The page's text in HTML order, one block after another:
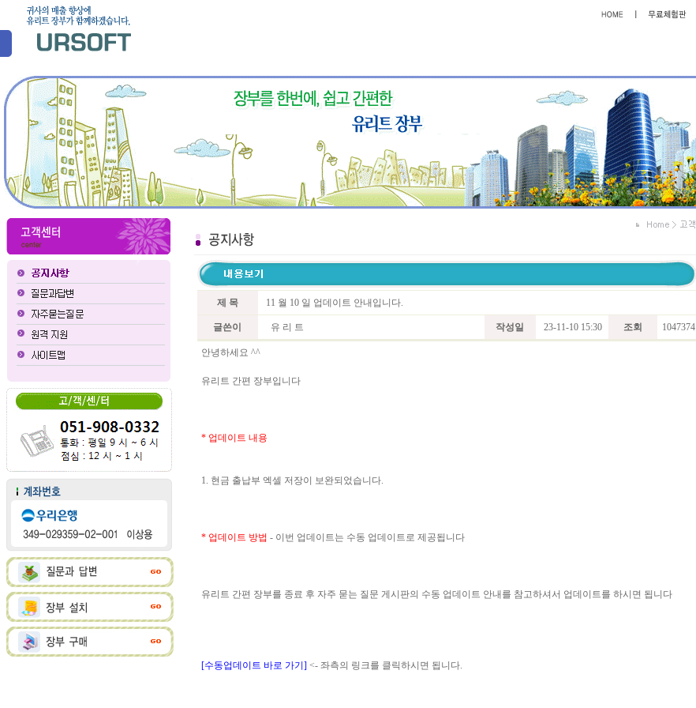
제 목 11 월 10 일 업데이트 안내입니다.
글쓴이 유 리 트 작성일 23-11-10 15:30 조회 1047374
안녕하세요 ^^
유리트 간편 장부입니다
* 업데이트 내용
1. 현금 출납부 엑셀 저장이 보완되었습니다.
* 업데이트 방법 - 이번 업데이트는 수동 업데이트로 제공됩니다
유리트 간편 장부를 종료 후 자주 묻는 질문 게시판의 수동 업데이트 안내를 참고하셔서 업데이트를 하시면 됩니다
[수동업데이트 바로 가기] <- 좌측의 링크를 클릭하시면 됩니다.